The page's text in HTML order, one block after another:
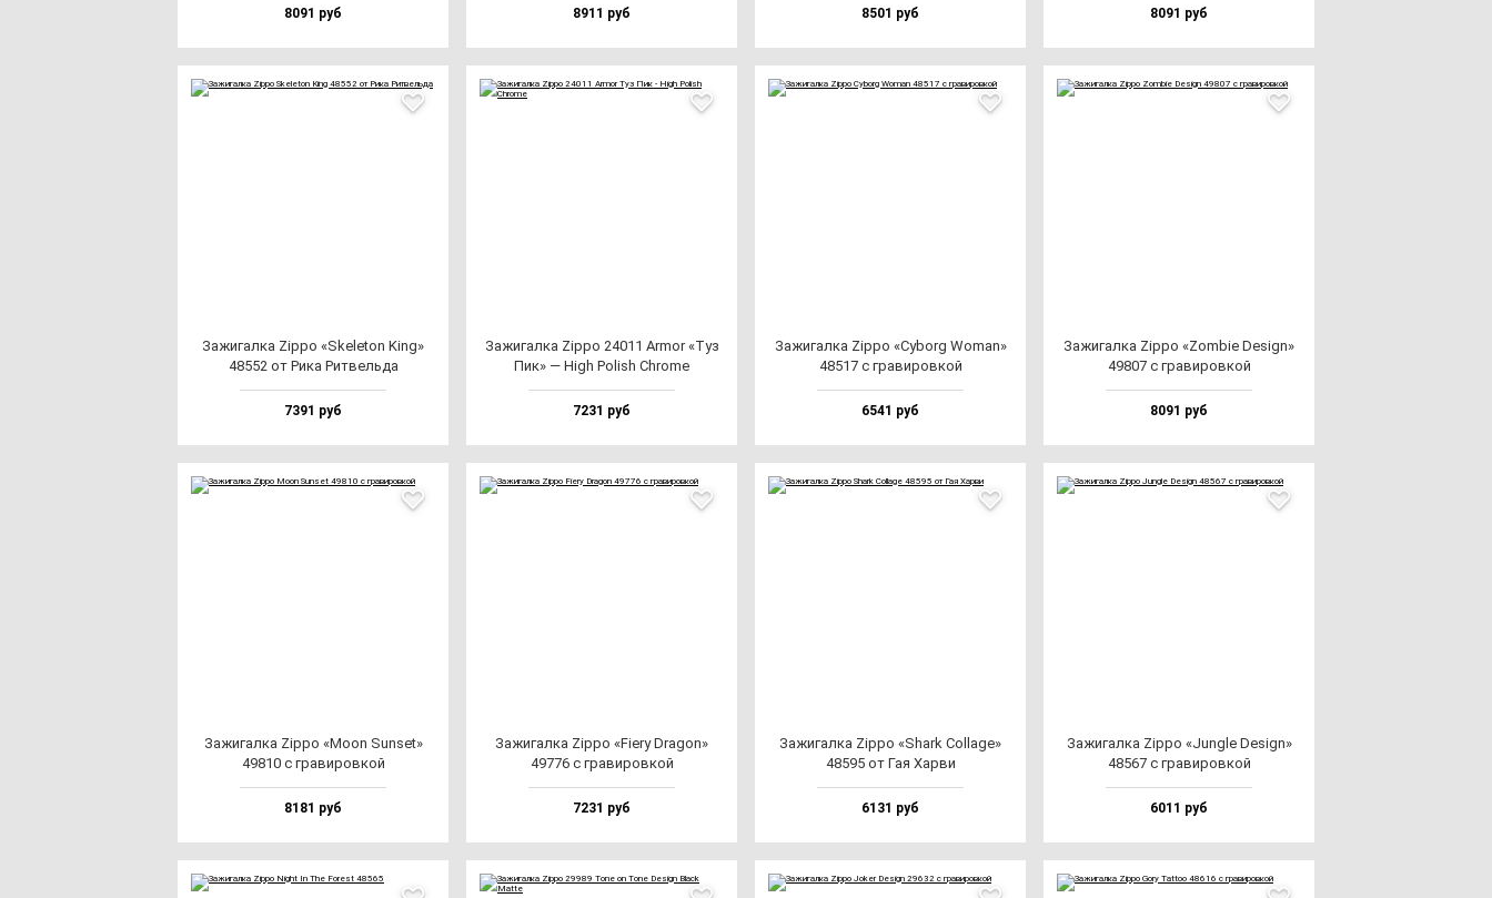
8091 руб 8911 руб 8501 руб 8091 руб
Зажи­гал­ка Zip­po «Ske­le­ton King»
48552 от Рика Рит­вель­да
7391 руб
Зажи­гал­ка Zip­po 24011 Armor «Туз
Пик» — High Polish Chro­me
7231 руб
Зажи­гал­ка Zip­po «Cyborg Woman»
48517 с гра­ви­ров­кой
6541 руб
Зажи­гал­ка Zip­po «Zom­bie Design»
49807 с гра­ви­ров­кой
8091 руб
Зажи­гал­ка Zip­po «Moon Sun­set»
49810 с гра­ви­ров­кой
8181 руб
Зажи­гал­ка Zip­po «Fiery Dra­gon»
49776 с гра­ви­ров­кой
7231 руб
Зажи­гал­ка Zip­po «Shark Col­la­ge»
48595 от Гая Хар­ви
6131 руб
Зажи­гал­ка Zip­po «Jun­gle Design»
48567 с гра­ви­ров­кой
6011 руб